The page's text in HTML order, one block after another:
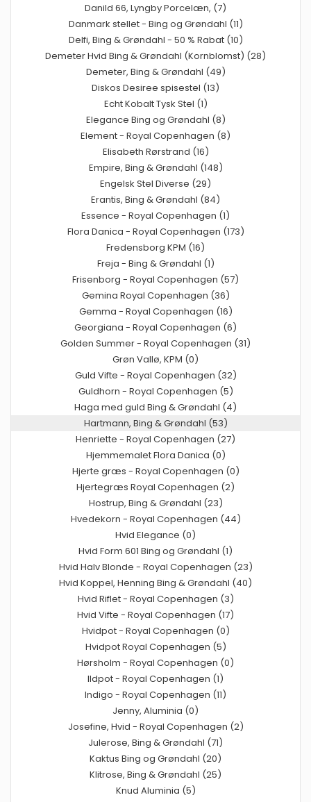
Danild 66, Lyngby Porcelæn, (7)
Danmark stellet - Bing og Grøndahl (11)
Delfi, Bing & Grøndahl - 50 % Rabat (10)
Demeter Hvid Bing & Grøndahl (Kornblomst) (28)
Demeter, Bing & Grøndahl (49)
Diskos Desiree spisestel (13)
Echt Kobalt Tysk Stel (1)
Elegance Bing og Grøndahl (8)
Element - Royal Copenhagen (8)
Elisabeth Rørstrand (16)
Empire, Bing & Grøndahl (148)
Engelsk Stel Diverse (29)
Erantis, Bing & Grøndahl (84)
Essence - Royal Copenhagen (1)
Flora Danica - Royal Copenhagen (173)
Fredensborg KPM (16)
Freja - Bing & Grøndahl (1)
Frisenborg - Royal Copenhagen (57)
Gemina Royal Copenhagen (36)
Gemma - Royal Copenhagen (16)
Georgiana - Royal Copenhagen (6)
Golden Summer - Royal Copenhagen (31)
Grøn Vallø, KPM (0)
Guld Vifte - Royal Copenhagen (32)
Guldhorn - Royal Copenhagen (5)
Haga med guld Bing & Grøndahl (4)
Hartmann, Bing & Grøndahl (53)
Henriette - Royal Copenhagen (27)
Hjemmemalet Flora Danica (0)
Hjerte græs - Royal Copenhagen (0)
Hjertegræs Royal Copenhagen (2)
Hostrup, Bing & Grøndahl (23)
Hvedekorn - Royal Copenhagen (44)
Hvid Elegance (0)
Hvid Form 601 Bing og Grøndahl (1)
Hvid Halv Blonde - Royal Copenhagen (23)
Hvid Koppel, Henning Bing & Grøndahl (40)
Hvid Riflet - Royal Copenhagen (3)
Hvid Vifte - Royal Copenhagen (17)
Hvidpot - Royal Copenhagen (0)
Hvidpot Royal Copenhagen (5)
Hørsholm - Royal Copenhagen (0)
Ildpot - Royal Copenhagen (1)
Indigo - Royal Copenhagen (11)
Jenny, Aluminia (0)
Josefine, Hvid - Royal Copenhagen (2)
Julerose, Bing & Grøndahl (71)
Kaktus Bing og Grøndahl (20)
Klitrose, Bing & Grøndahl (25)
Knud Aluminia (5)